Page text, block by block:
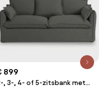
899
, 3-, 4- of 5-zitsbank met